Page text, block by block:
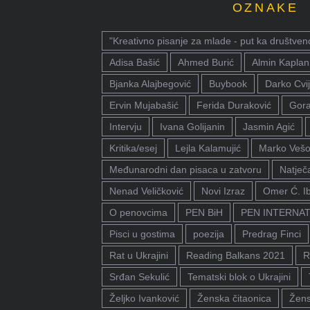
OZNAKE
"Kreativno pisanje za mlade - put ka
Adisa Bašić
Ahmed Burić Almin Kaplan
Bjanka Alajbegović
Buybook Darko
Ervin Mujabašić
Ferida Duraković
Intervju
Ivana Golijanin Jasmin Agić
Kritika/esej
Lejla Kalamujić Marko
Međunarodni dan pisaca u zatvoru
Nenad Veličković
Novi Izraz
Omer Ć.
O penovcima
PEN BiH
PEN
Pisci u gostima
poezija Predrag Finci
Rat u Ukrajini
Reading Balkans 2021
Srđan Sekulić
Tematski blok o Ukrajini
Željko Ivanković
Ženska čitaonica